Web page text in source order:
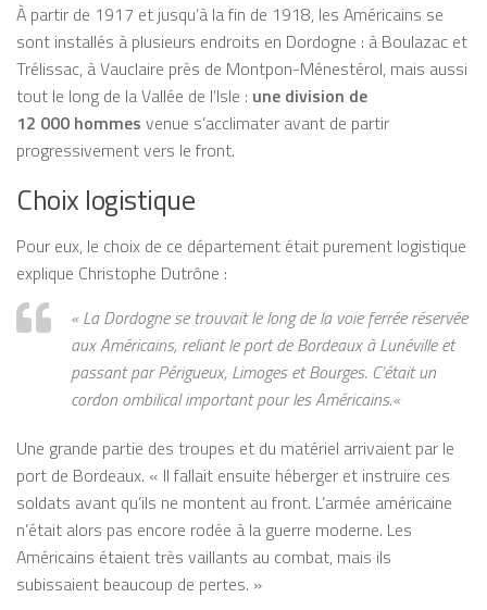
À partir de 1917 et jusqu’à la fin de 1918, les Américains se
sont installés à plusieurs endroits en Dordogne : à Boulazac et
Trélissac, à Vauclaire près de Montpon-Ménestérol, mais aussi
tout le long de la Vallée de l’Isle : une division de
12 000 hommes venue s’acclimater avant de partir
progressivement vers le front.
Choix logistique
Pour eux, le choix de ce département était purement logistique
explique Christophe Dutrône :
«La Dordogne se trouvait le long de la voie ferrée réservée
aux Américains, reliant le port de Bordeaux à Lunéville et
passant par Périgueux, Limoges et Bourges. C’était un
cordon ombilical important pour les Américains.«
Une grande partie des troupes et du matériel arrivaient par le
port de Bordeaux. « Il fallait ensuite héberger et instruire ces
soldats avant qu’ils ne montent au front. L’armée américaine
n’était alors pas encore rodée à la guerre moderne. Les
Américains étaient très vaillants au combat, mais ils
subissaient beaucoup de pertes. »